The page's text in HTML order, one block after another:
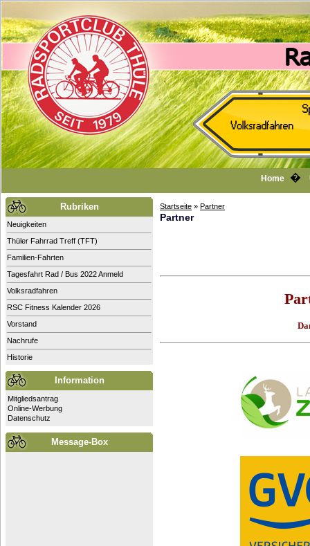
Home�
Rubriken
Neuigkeiten
Thüler Fahrrad Treff (TFT)
Familien-Fahrten
Tagesfahrt Rad / Bus 2022 Anmeld
Volksradfahren
RSC Fitness Kalender 2026
Vorstand
Nachrufe
Historie
Information
Mitgliedsantrag
Online-Werbung
Datenschutz
Message-Box
Startseite » Partner
Partner